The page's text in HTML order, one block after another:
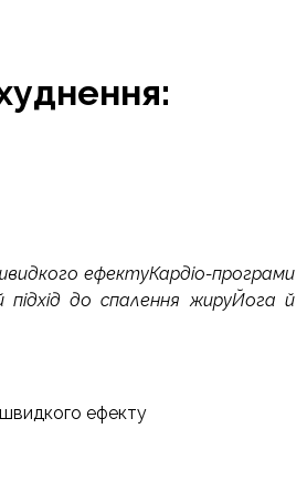
ефектуКардіо-програми
підхід до спалення жируЙога й
швидкого ефекту